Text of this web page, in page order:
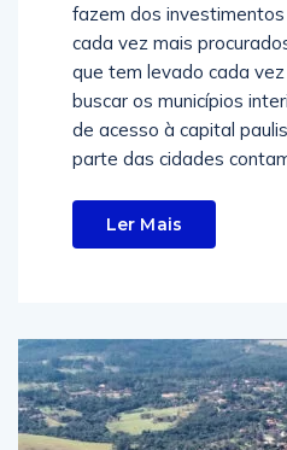
fazem dos
cada vez mais
que tem levado cada
buscar os municípios
de acesso à capital
parte das cidades
Ler Mais